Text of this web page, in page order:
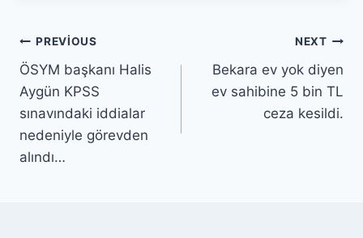
PREVIOUS
ÖSYM başkanı Halis
Aygün KPSS
sınavındaki iddialar
nedeniyle görevden
alındı…
NEXT
Bekara ev yok diyen
ev sahibine 5 bin TL
ceza kesildi.